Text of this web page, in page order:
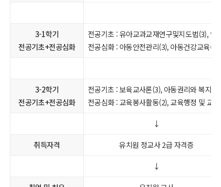
3-1학기
전공기초+전공심화
전공기초 : 유아교과교재연구및지도법(3),
전공심화 : 아동안전관리(3), 아동건강교육
3-2학기
전공기초+전공심화
전공기초 : 보육교사론(3), 아동권리와 복지
전공심화 : 교육봉사활동(2), 교육행정 및 교
↓
취득자격 유치원 정교사 2급 자격증
↓